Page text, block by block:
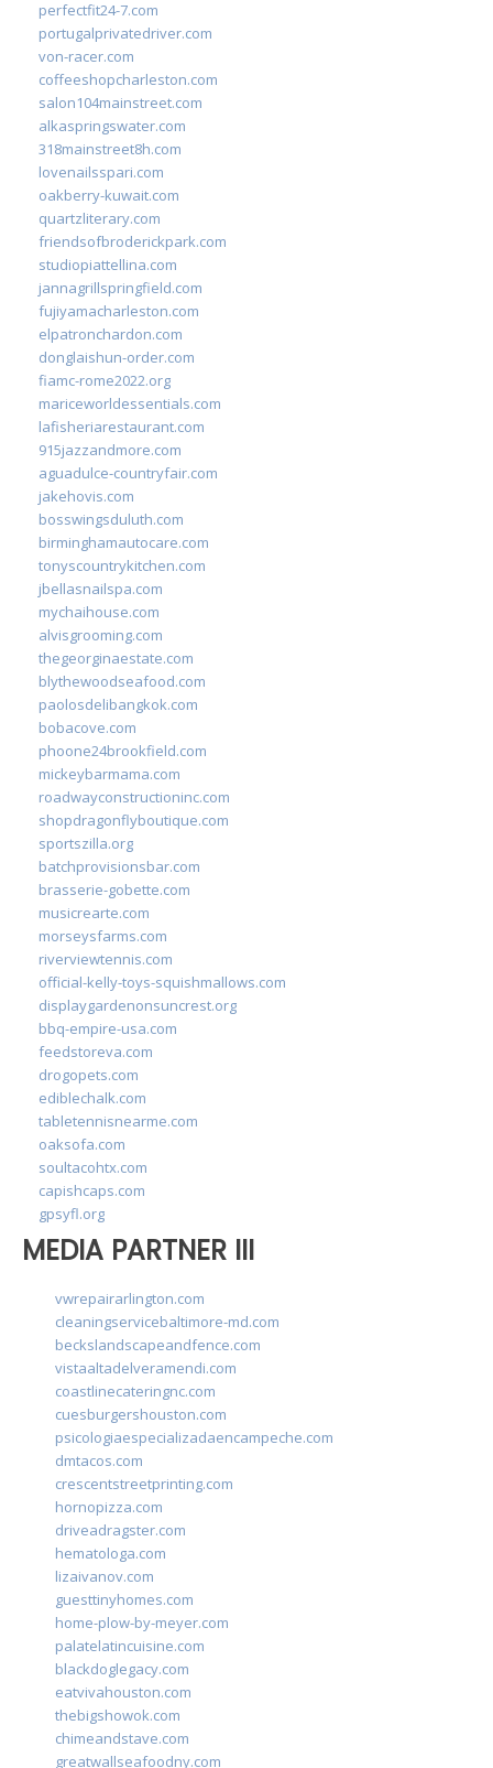
perfectfit24-7.com
portugalprivatedriver.com
von-racer.com
coffeeshopcharleston.com
salon104mainstreet.com
alkaspringswater.com
318mainstreet8h.com
lovenailsspari.com
oakberry-kuwait.com
quartzliterary.com
friendsofbroderickpark.com
studiopiattellina.com
jannagrillspringfield.com
fujiyamacharleston.com
elpatronchardon.com
donglaishun-order.com
fiamc-rome2022.org
mariceworldessentials.com
lafisheriarestaurant.com
915jazzandmore.com
aguadulce-countryfair.com
jakehovis.com
bosswingsduluth.com
birminghamautocare.com
tonyscountrykitchen.com
jbellasnailspa.com
mychaihouse.com
alvisgrooming.com
thegeorginaestate.com
blythewoodseafood.com
paolosdelibangkok.com
bobacove.com
phoone24brookfield.com
mickeybarmama.com
roadwayconstructioninc.com
shopdragonflyboutique.com
sportszilla.org
batchprovisionsbar.com
brasserie-gobette.com
musicrearte.com
morseysfarms.com
riverviewtennis.com
official-kelly-toys-squishmallows.com
displaygardenonsuncrest.org
bbq-empire-usa.com
feedstoreva.com
drogopets.com
ediblechalk.com
tabletennisnearme.com
oaksofa.com
soultacohtx.com
capishcaps.com
gpsyfl.org
MEDIA PARTNER III
vwrepairarlington.com
cleaningservicebaltimore-md.com
beckslandscapeandfence.com
vistaaltadelveramendi.com
coastlinecateringnc.com
cuesburgershouston.com
psicologiaespecializadaencampeche.com
dmtacos.com
crescentstreetprinting.com
hornopizza.com
driveadragster.com
hematologa.com
lizaivanov.com
guesttinyhomes.com
home-plow-by-meyer.com
palatelatincuisine.com
blackdoglegacy.com
eatvivahouston.com
thebigshowok.com
chimeandstave.com
greatwallseafoodny.com